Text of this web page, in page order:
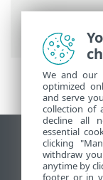
Pomoc
Antivirus
>
Wyświetl
komputerów
We and our
optimized
and serve
collection of
decline all
essential
clicking
withdraw
anytime by
footer or in